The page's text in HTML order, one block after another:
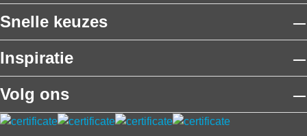
Snelle keuzes
Inspiratie
Volg ons